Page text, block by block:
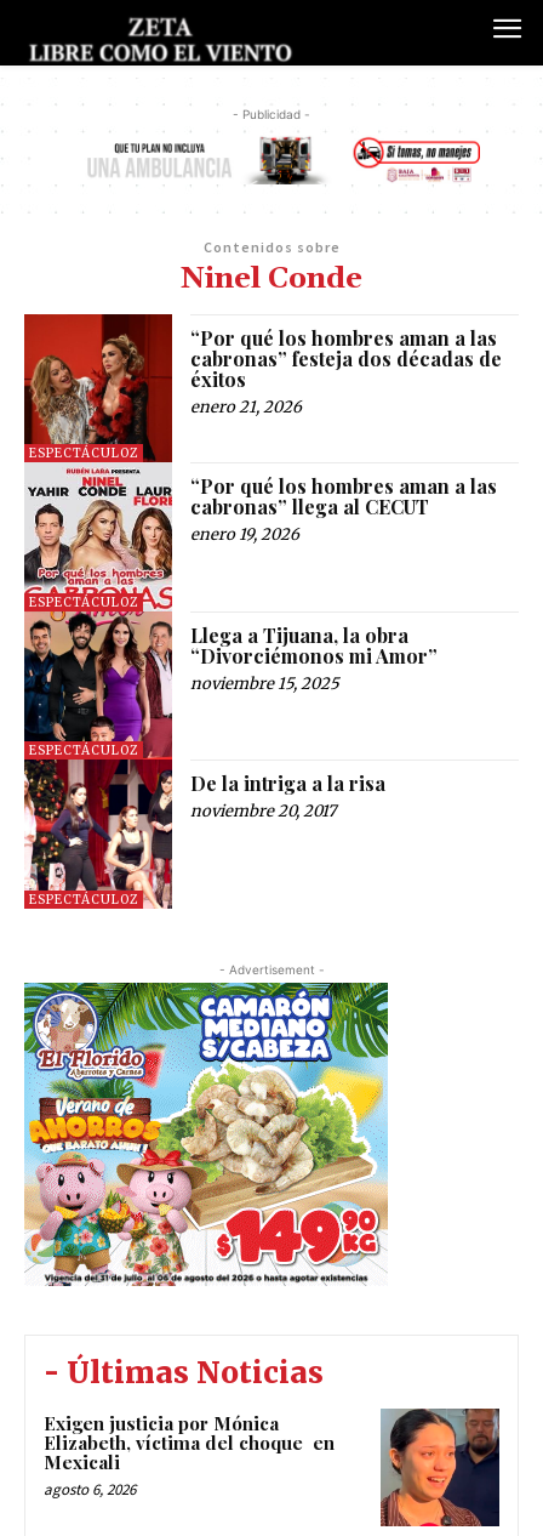
- Publicidad -
Contenidos sobre
Ninel Conde
ESPECTÁCULOZ
“Por qué los hombres aman a las
cabronas” festeja dos décadas de
éxitos
enero 21, 2026
ESPECTÁCULOZ
“Por qué los hombres aman a las
cabronas” llega al CECUT
enero 19, 2026
ESPECTÁCULOZ
Llega a Tijuana, la obra
“Divorciémonos mi Amor”
noviembre 15, 2025
ESPECTÁCULOZ
De la intriga a la risa
noviembre 20, 2017
- Advertisement -
- Últimas Noticias
Exigen justicia por Mónica
Elizabeth, víctima del choque en
Mexicali
agosto 6, 2026